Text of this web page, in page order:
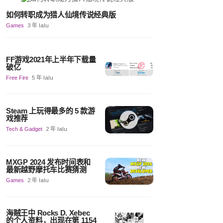
如何转职成为猎人仙境传说经典版
Games 3 年 lalu
FF游戏2021年上半年下载量
破亿
Free Fire 5 年 lalu
Steam 上玩得最多的 5 款游
戏推荐
Tech & Gadget 2 年 lalu
MXGP 2024 发布时间表和
最新越野摩托车比赛猜测
Games 2 年 lalu
海贼王中 Rocks D. Xebec
的个人资料，出现在第 1154